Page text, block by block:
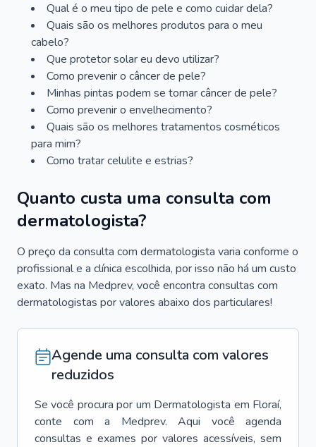
Qual é o meu tipo de pele e como cuidar dela?
Quais são os melhores produtos para o meu
cabelo?
Que protetor solar eu devo utilizar?
Como prevenir o câncer de pele?
Minhas pintas podem se tornar câncer de pele?
Como prevenir o envelhecimento?
Quais são os melhores tratamentos cosméticos
para mim?
Como tratar celulite e estrias?
Quanto custa uma consulta com
dermatologista?
O preço da consulta com dermatologista varia conforme o
profissional e a clínica escolhida, por isso não há um custo
exato. Mas na Medprev, você encontra consultas com
dermatologistas por valores abaixo dos particulares!
Agende uma consulta com valores
reduzidos
Se você procura por um Dermatologista em Floraí,
conte com a Medprev. Aqui você agenda
consultas e exames por valores acessíveis, sem